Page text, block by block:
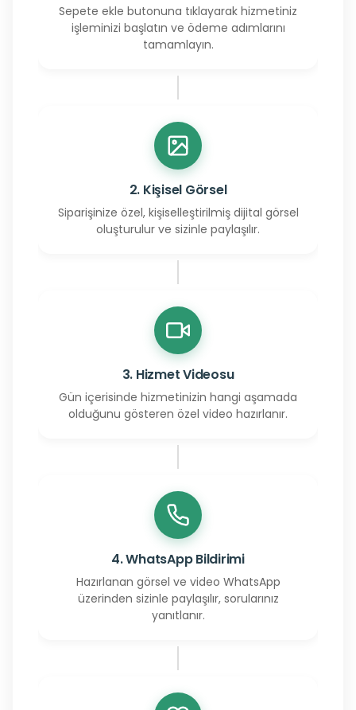
Sepete ekle butonuna tıklayarak hizmetiniz
işleminizi başlatın ve ödeme adımlarını
tamamlayın.
2. Kişisel Görsel
Siparişinize özel, kişiselleştirilmiş dijital görsel
oluşturulur ve sizinle paylaşılır.
3. Hizmet Videosu
Gün içerisinde hizmetinizin hangi aşamada
olduğunu gösteren özel video hazırlanır.
4. WhatsApp Bildirimi
Hazırlanan görsel ve video WhatsApp
üzerinden sizinle paylaşılır, sorularınız
yanıtlanır.